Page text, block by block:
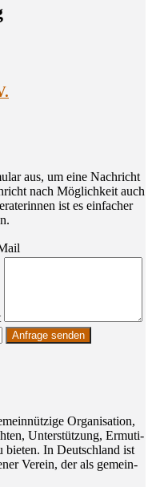
aus, um eine Nachricht
nach Möglichkeit auch
ist es einfacher
Orga­ni­sa­ti­on,
Unter­stüt­zung, Ermu­ti­
In Deutsch­land ist
Ver­ein, der als gemein­